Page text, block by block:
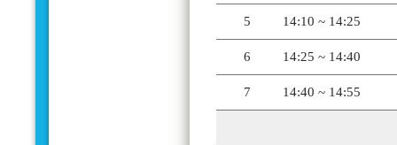
5 14:10 ~ 14:25
6 14:25 ~ 14:40
7 14:40 ~ 14:55